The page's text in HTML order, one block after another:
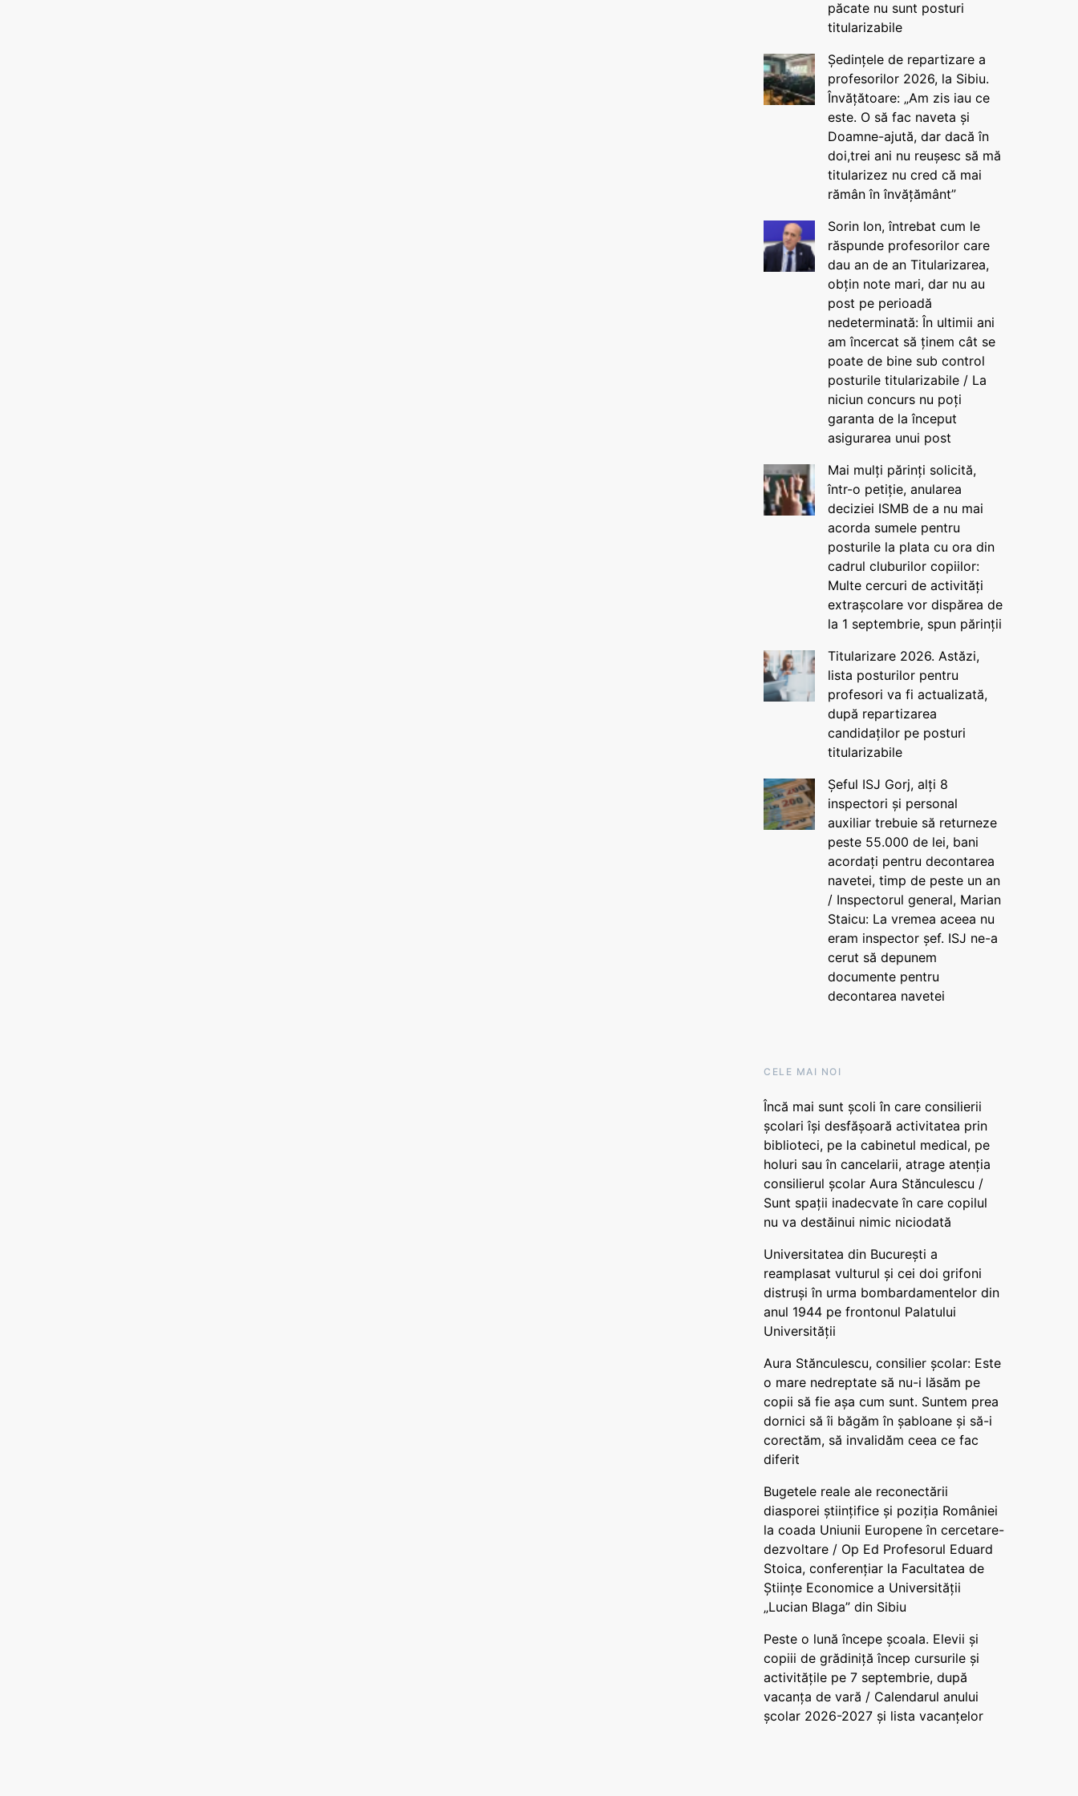
păcate nu sunt posturi
titularizabile
Ședințele de repartizare a
profesorilor 2026, la Sibiu.
Învățătoare: „Am zis iau ce
este. O să fac naveta și
Doamne-ajută, dar dacă în
doi,trei ani nu reușesc să mă
titularizez nu cred că mai
rămân în învățământ”
Sorin Ion, întrebat cum le
răspunde profesorilor care
dau an de an Titularizarea,
obțin note mari, dar nu au
post pe perioadă
nedeterminată: În ultimii ani
am încercat să ținem cât se
poate de bine sub control
posturile titularizabile / La
niciun concurs nu poți
garanta de la început
asigurarea unui post
Mai mulți părinți solicită,
într-o petiție, anularea
deciziei ISMB de a nu mai
acorda sumele pentru
posturile la plata cu ora din
cadrul cluburilor copiilor:
Multe cercuri de activități
extrașcolare vor dispărea de
la 1 septembrie, spun părinții
Titularizare 2026. Astăzi,
lista posturilor pentru
profesori va fi actualizată,
după repartizarea
candidaților pe posturi
titularizabile
Șeful ISJ Gorj, alți 8
inspectori și personal
auxiliar trebuie să returneze
peste 55.000 de lei, bani
acordați pentru decontarea
navetei, timp de peste un an
/ Inspectorul general, Marian
Staicu: La vremea aceea nu
eram inspector șef. ISJ ne-a
cerut să depunem
documente pentru
decontarea navetei
CELE MAI NOI
Încă mai sunt școli în care consilierii
școlari își desfășoară activitatea prin
biblioteci, pe la cabinetul medical, pe
holuri sau în cancelarii, atrage atenția
consilierul școlar Aura Stănculescu /
Sunt spații inadecvate în care copilul
nu va destăinui nimic niciodată
Universitatea din București a
reamplasat vulturul și cei doi grifoni
distruși în urma bombardamentelor din
anul 1944 pe frontonul Palatului
Universității
Aura Stănculescu, consilier școlar: Este
o mare nedreptate să nu-i lăsăm pe
copii să fie așa cum sunt. Suntem prea
dornici să îi băgăm în șabloane și să-i
corectăm, să invalidăm ceea ce fac
diferit
Bugetele reale ale reconectării
diasporei științifice și poziția României
la coada Uniunii Europene în cercetare-
dezvoltare / Op Ed Profesorul Eduard
Stoica, conferențiar la Facultatea de
Științe Economice a Universității
„Lucian Blaga” din Sibiu
Peste o lună începe școala. Elevii și
copiii de grădiniță încep cursurile și
activitățile pe 7 septembrie, după
vacanța de vară / Calendarul anului
școlar 2026-2027 și lista vacanțelor